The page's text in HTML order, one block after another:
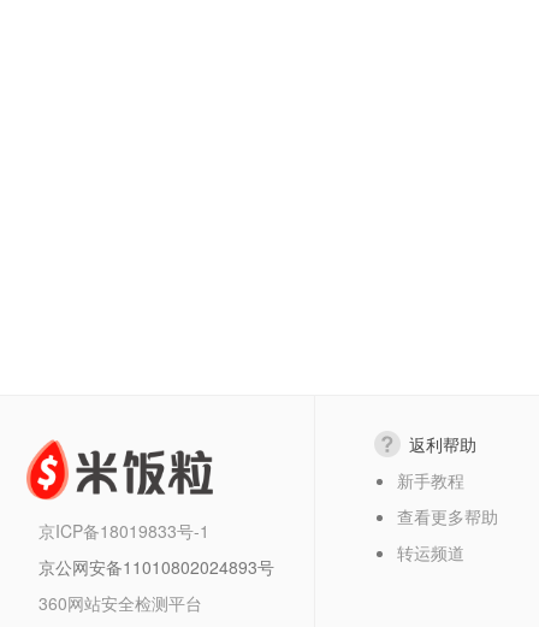
京ICP备18019833号-1
京公网安备11010802024893号
360网站安全检测平台
返利帮助
新手教程
查看更多帮助
转运频道